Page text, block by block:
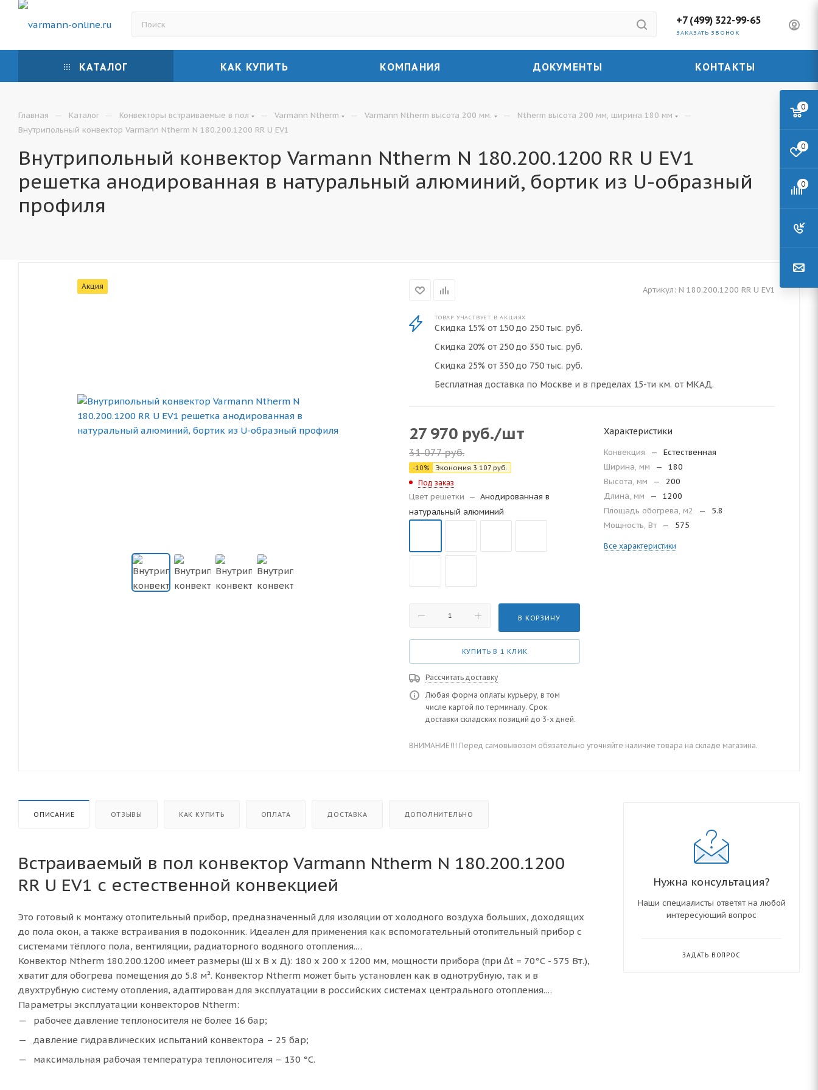
+7 (499) 322-99-65
ЗАКАЗАТЬ ЗВОНОК
КАТАЛОГ КАК КУПИТЬ КОМПАНИЯ ДОКУМЕНТЫ КОНТАКТЫ
Главная — Каталог — Конвекторы встраиваемые в пол — Varmann Ntherm — Varmann Ntherm высота 200 мм. — Ntherm высота 200 мм, ширина 180 мм —
Внутрипольный конвектор Varmann Ntherm N 180.200.1200 RR U EV1
Внутрипольный конвектор Varmann Ntherm N 180.200.1200 RR U EV1
решетка анодированная в натуральный алюминий, бортик из U-образный
профиля
Акция Артикул: N 180.200.1200 RR U EV1
ТОВАР УЧАСТВУЕТ В АКЦИЯХ
Скидка 15% от 150 до 250 тыс. руб.
Скидка 20% от 250 до 350 тыс. руб.
Скидка 25% от 350 до 750 тыс. руб.
Бесплатная доставка по Москве и в пределах 15-ти км. от МКАД.
27 970 руб./шт
31 077руб.
-10% Экономия 3 107 руб.
Под заказ
Цвет решетки — Анодированная в
натуральный алюминий
В КОРЗИНУ
КУПИТЬ В 1 КЛИК
Рассчитать доставку
Любая форма оплаты курьеру, в том
числе картой по терминалу. Срок
доставки складских позиций до 3-х дней.
Характеристики
Конвекция —
Естественная
Ширина, мм
—
180
Высота, мм
—
200
Длина, мм
—
1200
Площадь обогрева, м2
—
5.8
Мощность, Вт
— 575
Все характеристики
ВНИМАНИЕ!!! Перед самовывозом обязательно уточняйте наличие товара на складе магазина.
ОПИСАНИЕ ОТЗЫВЫ КАК КУПИТЬ ОПЛАТА ДОСТАВКА ДОПОЛНИТЕЛЬНО
Встраиваемый в пол конвектор Varmann Ntherm N 180.200.1200
RR U EV1 с естественной конвекцией
Это готовый к монтажу отопительный прибор, предназначенный для изоляции от холодного воздуха больших, доходящих
до пола окон, а также встраивания в подоконник. Идеален для применения как вспомогательный отопительный прибор с
системами тёплого пола, вентиляции, радиаторного водяного отопления.
Конвектор Ntherm 180.200.1200 имеет размеры (Ш x В x Д): 180 х 200 х 1200 мм, мощности прибора (при ∆t = 70°C - 575 Вт.),
хватит для обогрева помещения до 5.8 м². Конвектор Ntherm может быть установлен как в однотрубную, так и в
двухтрубную систему отопления, адаптирован для эксплуатации в российских системах центрального отопления.
Параметры эксплуатации конвекторов Ntherm:
рабочее давление теплоносителя не более 16 бар;
давление гидравлических испытаний конвектора – 25 бар;
максимальная рабочая температура теплоносителя – 130 °С.
Нужна консультация?
Наши специалисты ответят на любой
интересующий вопрос
ЗАДАТЬ ВОПРОС
0
0
0